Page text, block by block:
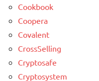
Cookbook
Coopera
Covalent
CrossSelling
Cryptosafe
Cryptosystem